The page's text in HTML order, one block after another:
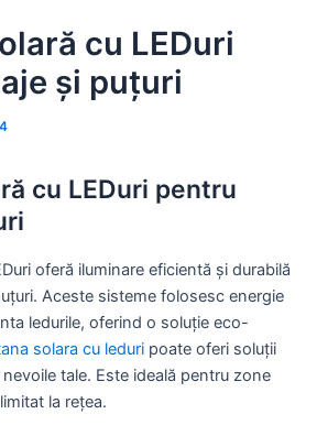
cu LEDuri
și puțuri
cu LEDuri pentru
oferă iluminare eficientă și durabilă
Aceste sisteme folosesc energie
ledurile, oferind o soluție eco-
solara cu leduri poate oferi soluții
tale. Este ideală pentru zone
la rețea.